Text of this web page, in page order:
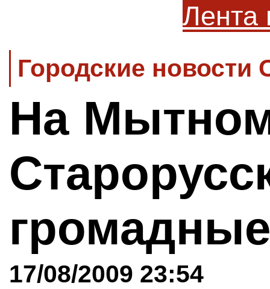
Лента
Городские новости
На
17/08/2009 23:54